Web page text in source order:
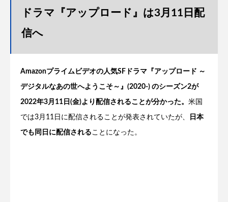
ドラマ『アップロード』は3月11日配
信へ
Amazonプライムビデオの人気SFドラマ『アップロード ～
デジタルなあの世へようこそ～』(2020-) のシーズン2が
2022年3月11日(金)より配信されることが分かった。 米国
では3月11日に配信されることが発表されていたが、 日本
でも同日に配信されることになった。